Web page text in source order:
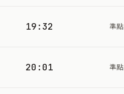
19:32 準點
20:01 準點